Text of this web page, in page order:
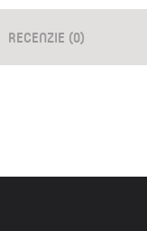
RECENZIE (0)